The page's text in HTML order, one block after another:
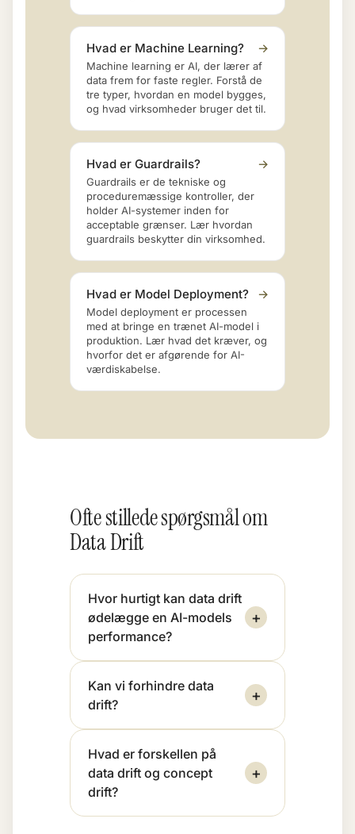
Hvad er Machine Learning? →
Machine learning er AI, der lærer af
data frem for faste regler. Forstå de
tre typer, hvordan en model bygges,
og hvad virksomheder bruger det til.
Hvad er Guardrails? →
Guardrails er de tekniske og
proceduremæssige kontroller, der
holder AI-systemer inden for
acceptable grænser. Lær hvordan
guardrails beskytter din virksomhed.
Hvad er Model Deployment? →
Model deployment er processen
med at bringe en trænet AI-model i
produktion. Lær hvad det kræver, og
hvorfor det er afgørende for AI-
værdiskabelse.
Ofte stillede spørgsmål om
Data Drift
Hvor hurtigt kan data drift
ødelægge en AI-models
performance?
+
Kan vi forhindre data
drift?
+
Hvad er forskellen på
data drift og concept
drift?
+